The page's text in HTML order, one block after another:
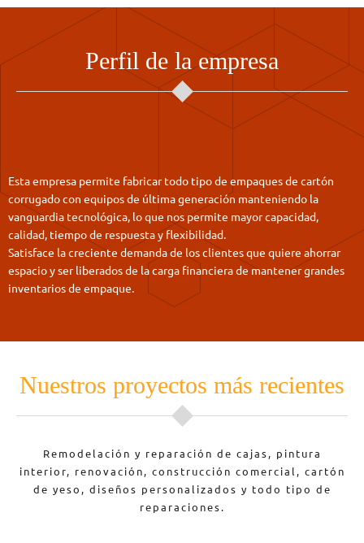
Perfil de la empresa
Esta empresa permite fabricar todo tipo de empaques de cartón
corrugado con equipos de última generación manteniendo la
vanguardia tecnológica, lo que nos permite mayor capacidad,
calidad, tiempo de respuesta y flexibilidad.
Satisface la creciente demanda de los clientes que quiere ahorrar
espacio y ser liberados de la carga financiera de mantener grandes
inventarios de empaque.
Nuestros proyectos más recientes
Remodelación y reparación de cajas, pintura
interior, renovación, construcción comercial, cartón
de yeso, diseños personalizados y todo tipo de
reparaciones.